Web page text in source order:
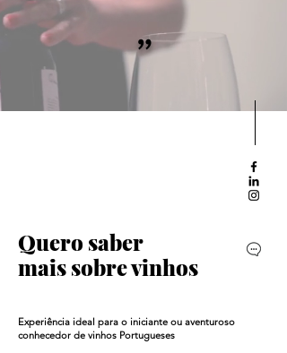
”
Quero saber
mais sobre vinhos
Experiência ideal para o iniciante ou aventuroso
conhecedor de vinhos Portugueses